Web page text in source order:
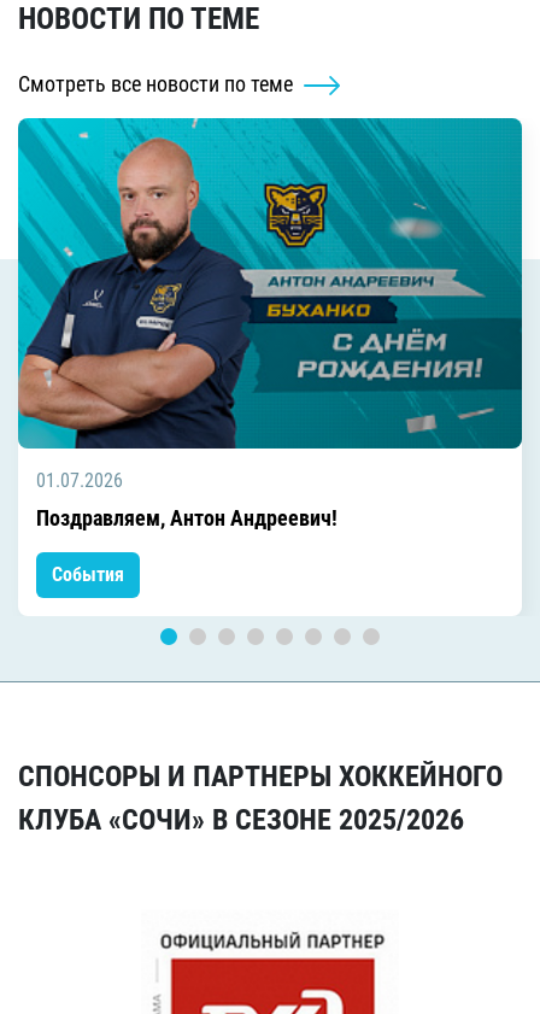
НОВОСТИ ПО ТЕМЕ
Смотреть все новости по теме
01.07.2026
Поздравляем, Антон Андреевич!
События
СПОНСОРЫ И ПАРТНЕРЫ ХОККЕЙНОГО
КЛУБА «СОЧИ» В СЕЗОНЕ 2025/2026